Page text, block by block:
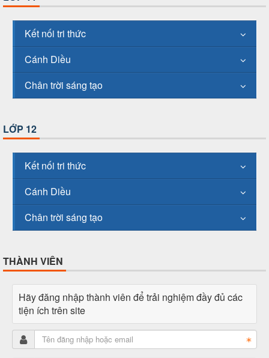
Kết nối tri thức
Cánh Diều
Chân trời sáng tạo
LỚP 12
Kết nối tri thức
Cánh Diều
Chân trời sáng tạo
THÀNH VIÊN
Hãy đăng nhập thành viên để trải nghiệm đầy đủ các
tiện ích trên site